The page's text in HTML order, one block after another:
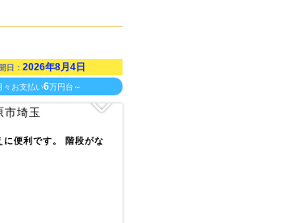
日：2026年8月4日
々お支払い6万円台～
便利です。 階段がな